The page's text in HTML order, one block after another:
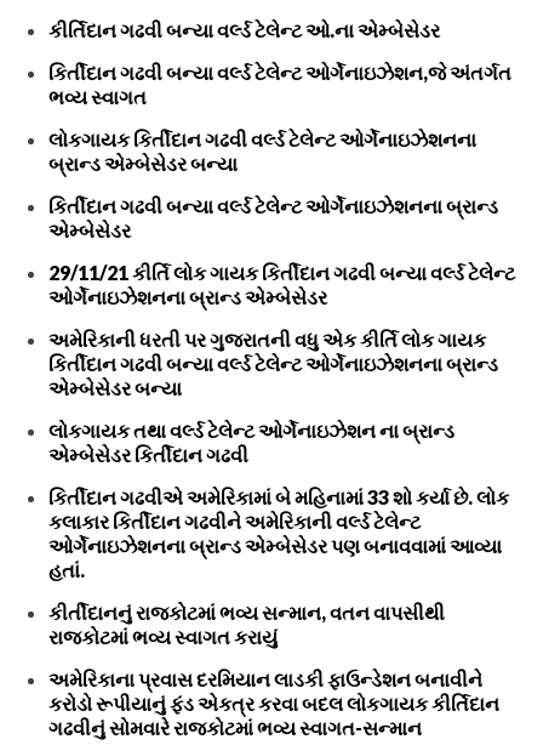
કીર્તિદાન ગઢવી બન્યા વર્લ્ડ ટેલેન્ટ ઓ.ના એમ્બેસેડર
કિર્તીદાન ગઢવી બન્યા વર્લ્ડ ટેલેન્ટ ઓર્ગેનાઇઝેશન,જે અંતર્ગત
ભવ્ય સ્વાગત
લોકગાયક કિર્તીદાન ગઢવી વર્લ્ડ ટેલેન્ટ ઓર્ગેનાઇઝેશનના
બ્રાન્ડ એમ્બેસેડર બન્યા
કિર્તીદાન ગઢવી બન્યા વર્લ્ડ ટેલેન્ટ ઓર્ગેનાઇઝેશનના બ્રાન્ડ
એમ્બેસેડર
29/11/21 કીર્તિ લોક ગાયક કિર્તીદાન ગઢવી બન્યા વર્લ્ડ ટેલેન્ટ
ઓર્ગેનાઇઝેશનના બ્રાન્ડ એમ્બેસેડર
અમેરિકાની ધરતી પર ગુજરાતની વધુ એક કીર્તિ લોક ગાયક
કિર્તીદાન ગઢવી બન્યા વર્લ્ડ ટેલેન્ટ ઓર્ગેનાઇઝેશનના બ્રાન્ડ
એમ્બેસેડર બન્યા
લોકગાયક તથા વર્લ્ડ ટેલેન્ટ ઓર્ગેનાઇઝેશન ના બ્રાન્ડ
એમ્બેસેડર કિર્તીદાન ગઢવી
કિર્તીદાન ગઢવીએ અમેરિકામાં બે મહિનામાં 33 શો કર્યા છે. લોક
કલાકાર કિર્તીદાન ગઢવીને અમેરિકાની વર્લ્ડ ટેલેન્ટ
ઓર્ગેનાઇઝેશનના બ્રાન્ડ એમ્બેસેડર પણ બનાવવામાં આવ્યા
હતાં.
કીર્તીદાનનું રાજકોટમાં ભવ્ય સન્માન, વતન વાપસીથી
રાજકોટમાં ભવ્ય સ્વાગત કરાયું
અમેરિકાના પ્રવાસ દરમિયાન લાડકી ફાઉન્ડેશન બનાવીને
કરોડો રૂપીયાનું ફંડ એકત્ર કરવા બદલ લોકગાયક કીર્તિદાન
ગઢવીનું સોમવારે રાજકોટમાં ભવ્ય સ્વાગત-સન્માન